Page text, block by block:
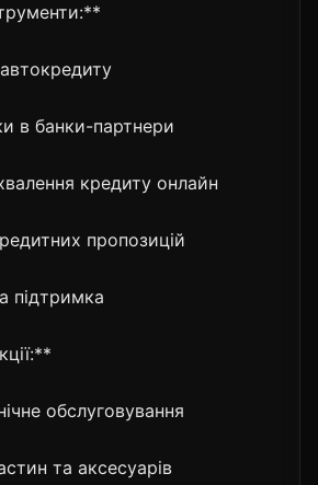
в банки-партнери
кредиту онлайн
пропозицій
підтримка
обслуговування
та аксесуарів